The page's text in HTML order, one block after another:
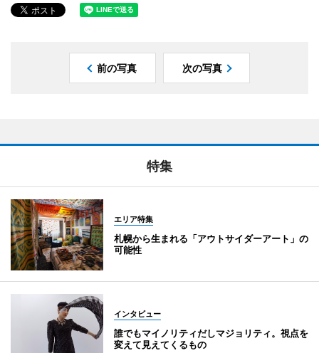
前の写真 次の写真
特集
エリア特集
札幌から生まれる「アウトサイダーアート」の
可能性
インタビュー
誰でもマイノリティだしマジョリティ。視点を
変えて見えてくるもの